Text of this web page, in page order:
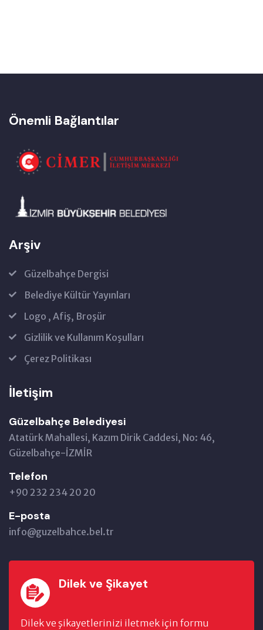
Önemli Bağlantılar
Arşiv
Güzelbahçe Dergisi
Belediye Kültür Yayınları
Logo , Afiş, Broşür
Gizlilik ve Kullanım Koşulları
Çerez Politikası
İletişim
Güzelbahçe Belediyesi
Atatürk Mahallesi, Kazım Dirik Caddesi, No: 46,
Güzelbahçe-İZMİR
Telefon
+90 232 234 20 20
E-posta
info@guzelbahce.bel.tr
Dilek ve Şikayet
Dilek ve şikayetlerinizi iletmek için formu